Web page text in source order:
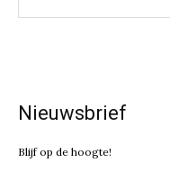
Nieuwsbrief
Blijf op de hoogte!